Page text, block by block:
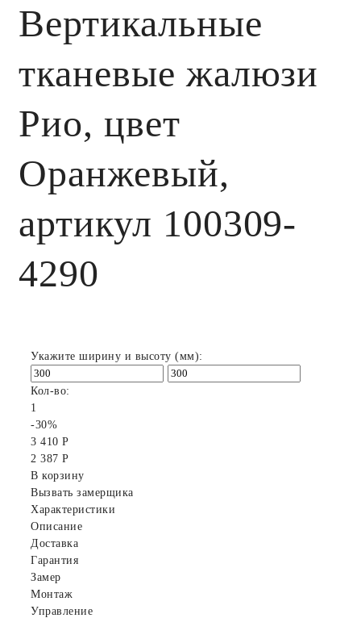
Вертикальные
тканевые жалюзи
Рио, цвет
Оранжевый,
артикул 100309-
4290
Укажите ширину и высоту (мм):
Кол-во:
1
-30%
3 410 Р
2 387 Р
В корзину
Вызвать замерщика
Характеристики
Описание
Доставка
Гарантия
Замер
Монтаж
Управление